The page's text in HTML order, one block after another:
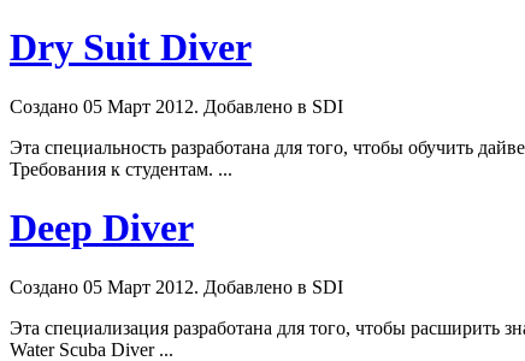
Dry Suit Diver
Создано 05 Март 2012. Добавлено в SDI
Эта специальность разработана для того, чтобы обучить
Требования к студентам. ...
Deep Diver
Создано 05 Март 2012. Добавлено в SDI
Эта специализация разработана для того, чтобы расширить
Water Scuba Diver ...